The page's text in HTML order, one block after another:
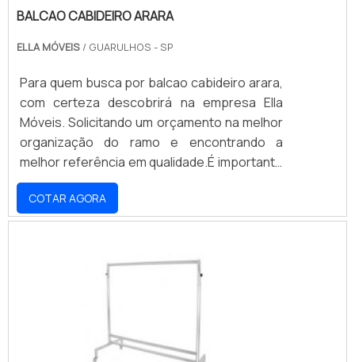
BALCAO CABIDEIRO ARARA
ELLA MÓVEIS / GUARULHOS - SP
Para quem busca por balcao cabideiro arara,
com certeza descobrirá na empresa Ella
Móveis. Solicitando um orçamento na melhor
organização do ramo e encontrando a
melhor referência em qualidade.É importante
lembrar que o produto deve sempre ser
adquirido com empresas especializadas no
segmento. Esse tipo de cuidado ajuda a
materiais, além de evitar prejuízos com
substituições frequentes de produtos que
gastos desnecessários.MAIS DETALHES
COTAR AGORA